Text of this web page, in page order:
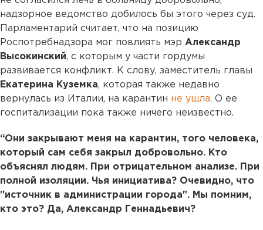
надзорное ведомство добилось бы этого через суд.
Парламентарий считает, что на позицию
Роспотребнадзора мог повлиять мэр Александр
Высокинский, с которым у части гордумы
развивается конфликт. К слову, заместитель главы
Екатерина Куземка, которая также недавно
вернулась из Италии, на карантин не ушла. О ее
госпитализации пока также ничего неизвестно.
“Они закрывают меня на карантин, того человека,
который сам себя закрыл добровольно. Кто
объяснял людям. При отрицательном анализе. При
полной изоляции. Чья инициатива? Очевидно, что
"источник в администрации города". Мы помним,
кто это? Да, Александр Геннадьевич?